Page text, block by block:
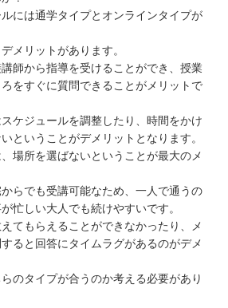
には通学タイプとオンラインタイプが
メリットがあります。
師から指導を受けることができ、授業
をすぐに質問できることがメリットで
ケジュールを調整したり、時間をかけ
ということがデメリットとなります。
場所を選ばないということが最大のメ
らでも受講可能なため、一人で通うの
忙しい大人でも続けやすいです。
てもらえることができなかったり、メ
ると回答にタイムラグがあるのがデメ
のタイプが合うのか考える必要があり